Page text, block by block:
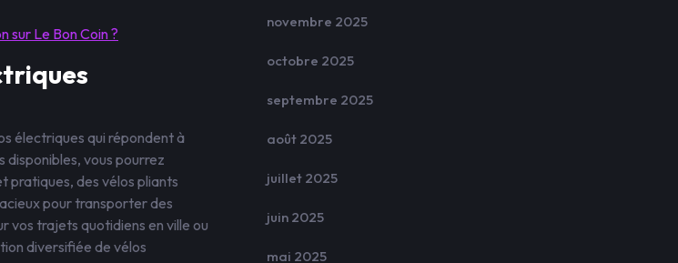
sur Le Bon Coin ?
électriques qui répondent à
vous pourrez
pratiques, des vélos pliants
pour transporter des
vos trajets quotidiens en ville ou
diversifiée de vélos
novembre 2025
octobre 2025
septembre 2025
août 2025
juillet 2025
juin 2025
mai 2025